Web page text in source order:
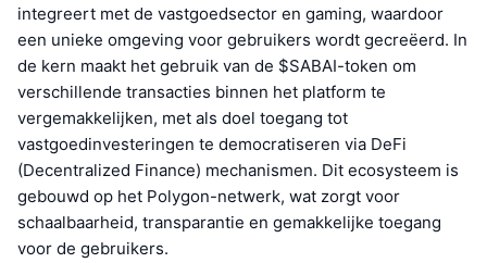
integreert met de vastgoedsector en gaming, waardoor
een unieke omgeving voor gebruikers wordt gecreëerd. In
de kern maakt het gebruik van de $SABAI-token om
verschillende transacties binnen het platform te
vergemakkelijken, met als doel toegang tot
vastgoedinvesteringen te democratiseren via DeFi
(Decentralized Finance) mechanismen. Dit ecosysteem is
gebouwd op het Polygon-netwerk, wat zorgt voor
schaalbaarheid, transparantie en gemakkelijke toegang
voor de gebruikers.